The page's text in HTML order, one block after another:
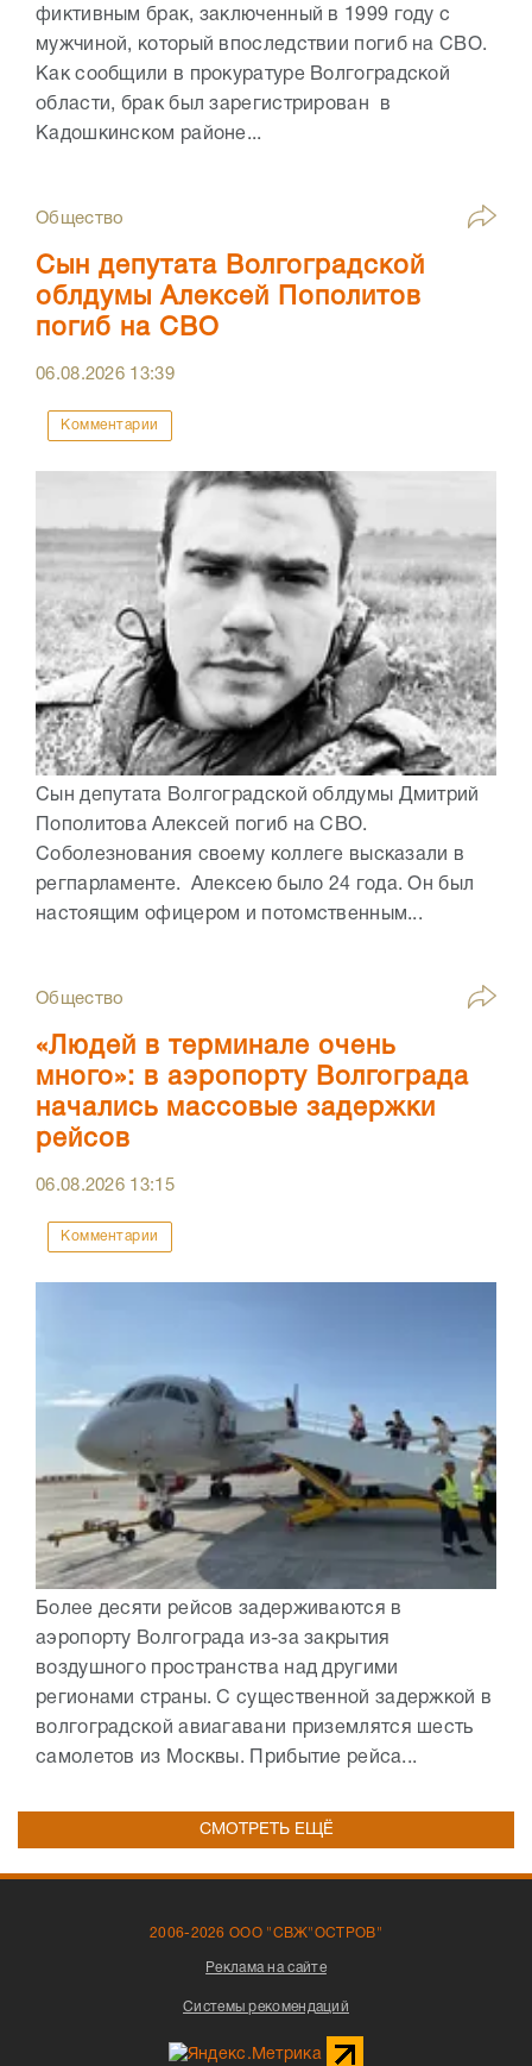
фиктивным брак, заключенный в 1999 году с
мужчиной, который впоследствии погиб на СВО.
Как сообщили в прокуратуре Волгоградской
области, брак был зарегистрирован в
Кадошкинском районе...
Общество
Сын депутата Волгоградской
облдумы Алексей Пополитов
погиб на СВО
06.08.2026 13:39
Комментарии
Сын депутата Волгоградской облдумы Дмитрий
Пополитова Алексей погиб на СВО.
Соболезнования своему коллеге высказали в
регпарламенте. Алексею было 24 года. Он был
настоящим офицером и потомственным...
Общество
«Людей в терминале очень
много»: в аэропорту Волгограда
начались массовые задержки
рейсов
06.08.2026 13:15
Комментарии
Более десяти рейсов задерживаются в
аэропорту Волгограда из-за закрытия
воздушного пространства над другими
регионами страны. С существенной задержкой в
волгоградской авиагавани приземлятся шесть
самолетов из Москвы. Прибытие рейса...
СМОТРЕТЬ ЕЩЁ
2006-2026 ООО "СВЖ"ОСТРОВ"
Реклама на сайте
Системы рекомендаций